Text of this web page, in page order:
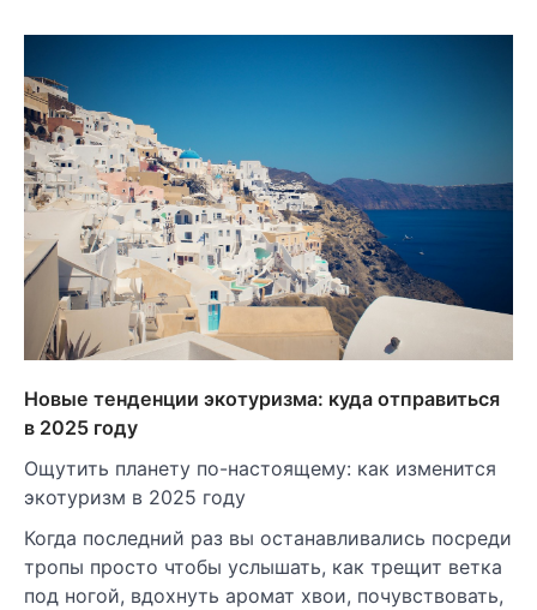
Новые тенденции экотуризма: куда отправиться
в 2025 году
Ощутить планету по-настоящему: как изменится
экотуризм в 2025 году
Когда последний раз вы останавливались посреди
тропы просто чтобы услышать, как трещит ветка
под ногой, вдохнуть аромат хвои, почувствовать,